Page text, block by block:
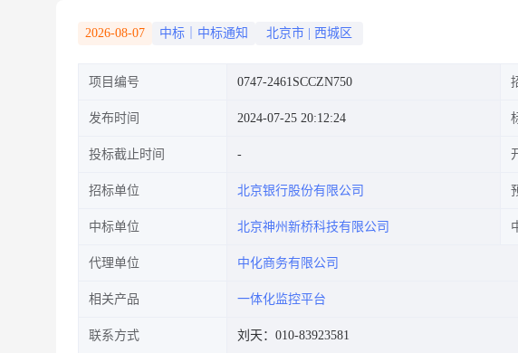
2026-08-07 中标｜中标通知 北京市 西城区
项目编号 0747-2461SCCZN750
发布时间 2024-07-25 20:12:24
投标截止时间
招标单位 北京银行股份有限公司
中标单位 北京神州新桥科技有限公司
代理单位 中化商务有限公司
相关产品 一体化监控平台
联系方式 刘天：010-83923581